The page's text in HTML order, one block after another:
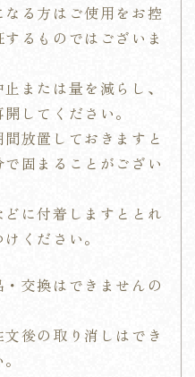
る方はご使用をお控
るものではございま
または量を減らし、
してください。
放置しておきますと
固まることがござい
に付着しますととれ
ください。
交換はできませんの
後の取り消しはでき